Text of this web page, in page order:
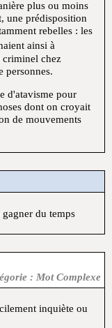
plus ou moins
une prédisposition
rebelles : les
ainsi à
criminel chez
personnes.
d'atavisme pour
dont on croyait
de mouvements
gagner du temps
: Mot Complexe